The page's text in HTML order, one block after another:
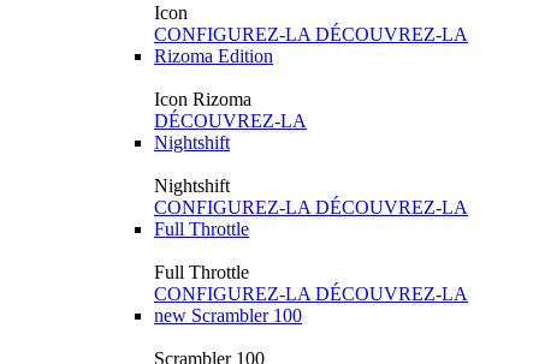
Icon
CONFIGUREZ-LA DÉCOUVREZ-LA
Rizoma Edition
Icon Rizoma
DÉCOUVREZ-LA
Nightshift
Nightshift
CONFIGUREZ-LA DÉCOUVREZ-LA
Full Throttle
Full Throttle
CONFIGUREZ-LA DÉCOUVREZ-LA
new Scrambler 100
Scrambler 100